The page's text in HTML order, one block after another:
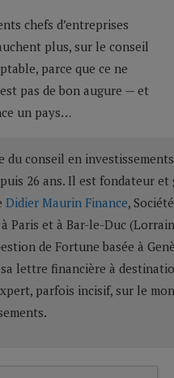
chefs d’entreprises
plus, sur le conseil
parce que ce ne
pas de bon augure — et
un pays…
du conseil en
26 ans. Il est fondateur et
Didier Maurin Finance,
Paris et à Bar-le-Duc
de Fortune basée à
lettre financière à
parfois incisif, sur le